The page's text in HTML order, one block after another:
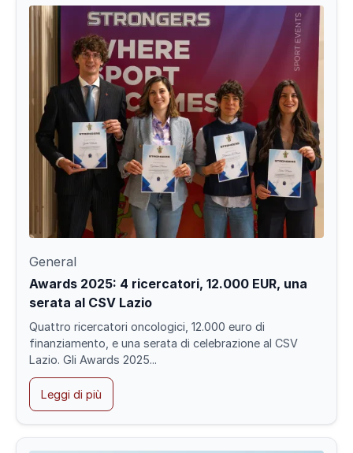
General
Awards 2025: 4 ricercatori, 12.000 EUR, una
serata al CSV Lazio
Quattro ricercatori oncologici, 12.000 euro di
finanziamento, e una serata di celebrazione al CSV
Lazio. Gli Awards 2025...
Leggi di più